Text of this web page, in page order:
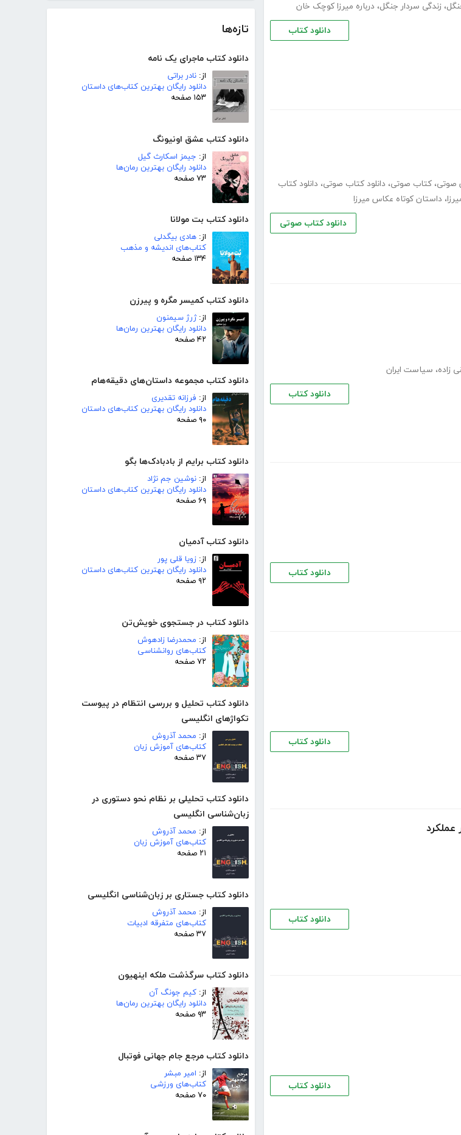
تازه‌ها
دانلود کتاب ماجرای یک نامه
از: نادر براتی
دانلود رایگان بهترین کتاب‌های داستان
۱۵۳ صفحه
دانلود کتاب عشق اونیونگ
از: جیمز اسکارث گیل
دانلود رایگان بهترین رمان‌ها
۷۳ صفحه
دانلود کتاب بت مولانا
از: هادی بیگدلی
کتاب‌های اندیشه و مذهب
۱۳۴ صفحه
دانلود کتاب کمیسر مگره و پیرزن
از:ژرژ سیمنون
دانلود رایگان بهترین رمان‌ها
۴۲ صفحه
دانلود کتاب مجموعه داستان‌های دقیقه‌هام
از: فرزانه تقدیری
دانلود رایگان بهترین کتاب‌های داستان
۹۰ صفحه
دانلود کتاب برایم از بادبادک‌ها بگو
از: نوشین جم نژاد
دانلود رایگان بهترین کتاب‌های داستان
۶۹ صفحه
دانلود کتاب آدمیان
از: زویا قلی پور
دانلود رایگان بهترین کتاب‌های داستان
۹۲ صفحه
دانلود کتاب در جستجوی خویش‌تن
از: محمدرضا زادهوش
کتاب‌های روانشناسی
۷۲ صفحه
دانلود کتاب تحلیل و بررسی انتظام در پیوست
تکواژهای انگلیسی
از: محمد آذروش
کتاب‌های آموزش زبان
۳۷ صفحه
دانلود کتاب تحلیلی بر نظام نحو دستوری در
زبان‌شناسی انگلیسی
از: محمد آذروش
کتاب‌های آموزش زبان
۲۱ صفحه
دانلود کتاب جستاری بر زبان‌شناسی انگلیسی
از: محمد آذروش
کتاب‌های متفرقه ادبیات
۳۷ صفحه
دانلود کتاب سرگذشت ملکه اینهیون
از: کیم جونگ آن
دانلود رایگان بهترین رمان‌ها
۹۳ صفحه
دانلود کتاب مرجع جام جهانی فوتبال
از: امیر مبشر
کتاب‌های ورزشی
۷۰ صفحه
، زندگی سردار جنگل، درباره میرزا کوچک خان
دانلود کتاب
صوتی، کتاب صوتی، دانلود کتاب صوتی، دانلود کتاب
، داستان کوتاه عکاس میرزا
دانلود کتاب صوتی
زاده، سیاست ایران
دانلود کتاب
دانلود کتاب
دانلود کتاب
عملکرد
دانلود کتاب
دانلود کتاب